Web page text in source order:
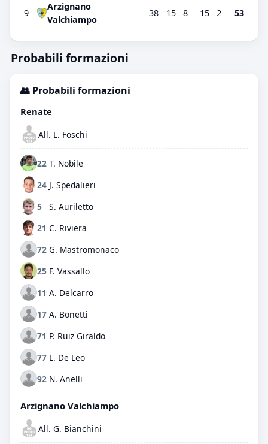
9
Arzignano
Valchiampo
38 15 8 15 2 53
Probabili formazioni
👥 Probabili formazioni
Renate
All. L. Foschi
22 T. Nobile
24 J. Spedalieri
5
S. Auriletto
21 C. Riviera
72 G. Mastromonaco
25 F. Vassallo
11 A. Delcarro
17 A. Bonetti
71 P. Ruiz Giraldo
77 L. De Leo
92 N. Anelli
Arzignano Valchiampo
All. G. Bianchini